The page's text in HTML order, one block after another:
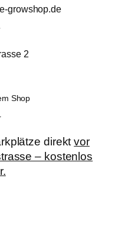
growshop.de
2
Shop
direktvor
– kostenlos